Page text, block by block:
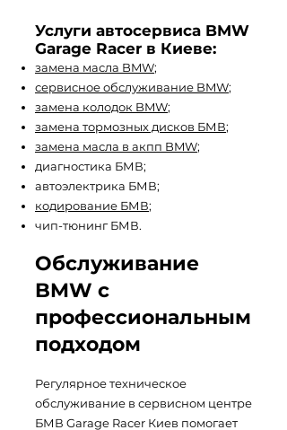
Услуги автосервиса BMW
Garage Racer в Киеве:
замена масла BMW;
сервисное обслуживание BMW;
замена колодок BMW;
замена тормозных дисков БМВ;
замена масла в акпп BMW;
диагностика БМВ;
автоэлектрика БМВ;
кодирование БМВ;
чип-тюнинг БМВ.
Обслуживание
BMW с
профессиональным
подходом
Регулярное техническое
обслуживание в сервисном центре
БМВ Garage Racer Киев помогает